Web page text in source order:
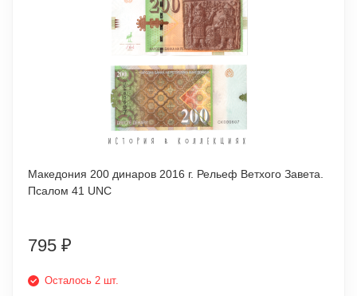
Македония 200 динаров 2016 г. Рельеф Ветхого Завета.
Псалом 41 UNC
795 ₽
Осталось 2 шт.